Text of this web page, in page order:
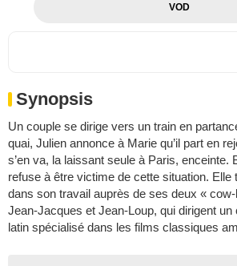
VOD
Synopsis
Un couple se dirige vers un train en
quai, Julien annonce à Marie qu’il part en
s’en va, la laissant seule à Paris, enceinte.
refuse à être victime de cette situation. Elle
dans son travail auprès de ses deux «
Jean-Jacques et Jean-Loup, qui dirigent un
latin spécialisé dans les films classiques